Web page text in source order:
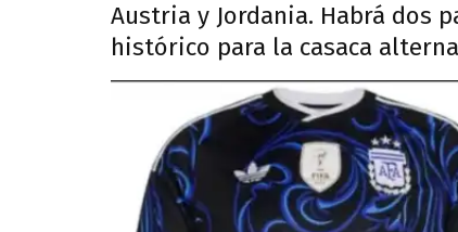
Austria y Jordania. Habrá
histórico para la casaca